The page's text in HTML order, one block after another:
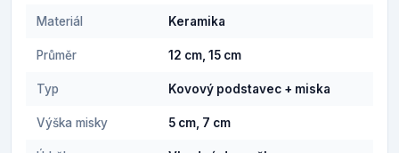
Materiál Keramika
Průměr 12 cm, 15 cm
Typ Kovový podstavec + miska
Výška misky 5 cm, 7 cm